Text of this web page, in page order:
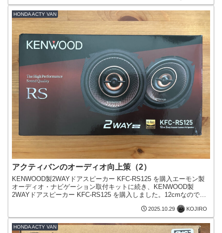
HONDA ACTY VAN
アクティバンのオーディオ向上策（2）
KENWOOD製2WAYドアスピーカー KFC-RS125 を購入エーモン製
オーディオ・ナビゲーション取付キットに続き、KENWOOD製
2WAYドアスピーカー KFC-RS125 を購入しました。12cmなので、
2025.10.29 KOJIRO
HONDA ACTY VAN